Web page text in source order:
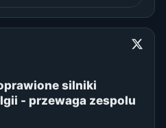
silniki
- przewaga zespolu